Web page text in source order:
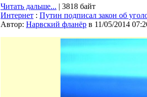
Читать дальше... | 3818 байт
Интернет : Путин подписал закон об
Автор: Нарвский фланёр в 11/05/2014